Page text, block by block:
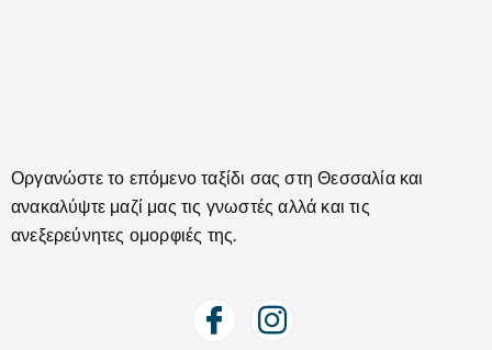
Οργανώστε το επόμενο ταξίδι σας στη Θεσσαλία και
ανακαλύψτε μαζί μας τις γνωστές αλλά και τις
ανεξερεύνητες ομορφιές της.